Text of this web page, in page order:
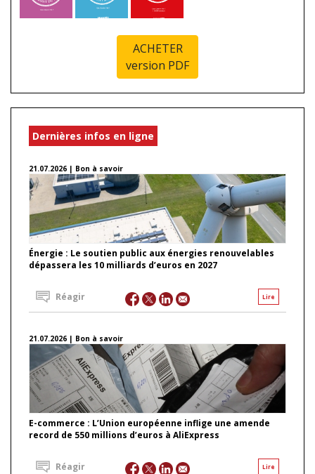
ACHETER
version PDF
Dernières infos en ligne
21.07.2026 | Bon à savoir
Énergie : Le soutien public aux énergies renouvelables
dépassera les 10 milliards d’euros en 2027
Lire
Réagir
21.07.2026 | Bon à savoir
E-commerce : L’Union européenne inflige une amende
record de 550 millions d’euros à AliExpress
Lire
Réagir